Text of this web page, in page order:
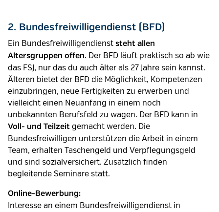
2. Bundesfreiwilligendienst (BFD)
Ein Bundesfreiwilligendienst steht allen
Altersgruppen offen. Der BFD läuft praktisch so ab wie
das FSJ, nur das du auch älter als 27 Jahre sein kannst.
Älteren bietet der BFD die Möglichkeit, Kompetenzen
einzubringen, neue Fertigkeiten zu erwerben und
vielleicht einen Neuanfang in einem noch
unbekannten Berufsfeld zu wagen. Der BFD kann in
Voll- und Teilzeit gemacht werden. Die
Bundesfreiwilligen unterstützen die Arbeit in einem
Team, erhalten Taschengeld und Verpflegungsgeld
und sind sozialversichert. Zusätzlich finden
begleitende Seminare statt.
Online-Bewerbung:
Interesse an einem Bundesfreiwilligendienst in